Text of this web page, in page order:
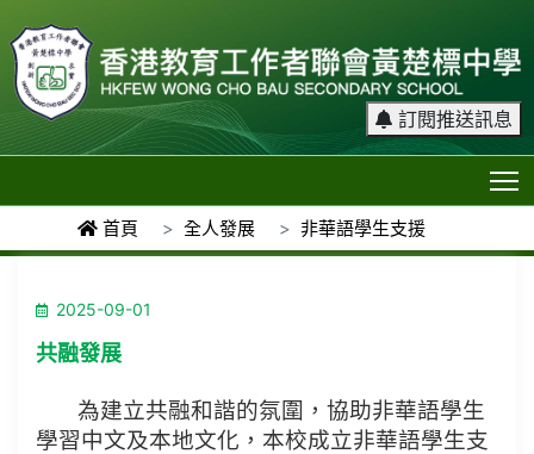
訂閱推送訊息
首頁 全人發展 非華語學生支援
2025-09-01
共融發展
為建立共融和諧的氛圍，協助非華語學生
學習中文及本地文化，本校成立非華語學生支